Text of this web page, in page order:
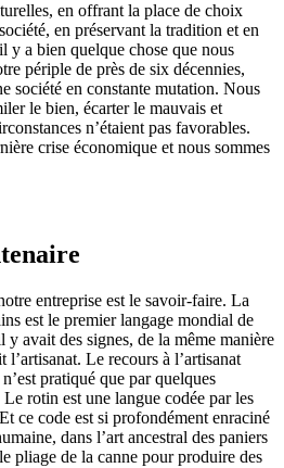
en offrant la place de choix
en préservant la tradition et en
y a bien quelque chose que nous
périple de près de six décennies,
société en constante mutation. Nous
le bien, écarter le mauvais et
n’étaient pas favorables.
crise économique et nous sommes
entreprise est le savoir-faire. La
est le premier langage mondial de
y avait des signes, de la même manière
Le recours à l’artisanat
pratiqué que par quelques
rotin est une langue codée par les
ce code est si profondément enraciné
dans l’art ancestral des paniers
pliage de la canne pour produire des